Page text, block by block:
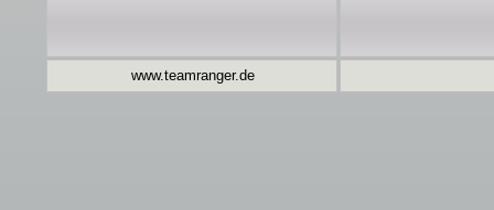
www.teamranger.de